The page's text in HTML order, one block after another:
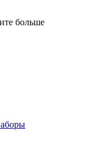
больше